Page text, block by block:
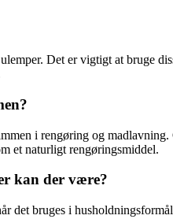
Det er vigtigt at
i rengøring og
et naturligt rengøringsmiddel.
kan der være?
det bruges i